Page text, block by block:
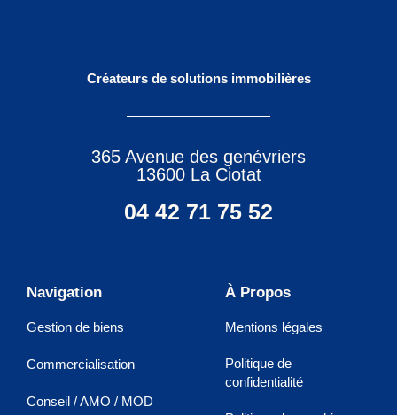
Créateurs de solutions immobilières
365 Avenue des genévriers
13600 La Ciotat
04 42 71 75 52
Navigation
Gestion de biens
Commercialisation
Conseil / AMO / MOD
À Propos
Mentions légales
Politique de
confidentialité